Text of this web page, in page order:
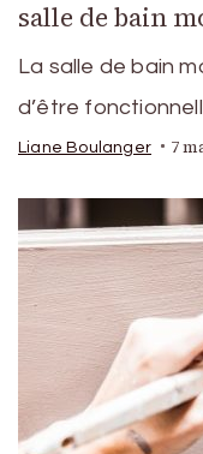
salle de bain
La salle de bain
d’être
Liane Boulanger 7